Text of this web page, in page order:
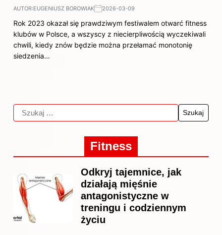
AUTOR:EUGENIUSZ BOROWIAK 2026-03-09
Rok 2023 okazał się prawdziwym festiwalem otwarć fitness
klubów w Polsce, a wszyscy z niecierpliwością wyczekiwali
chwili, kiedy znów będzie można przełamać monotonię
siedzenia…
Fitness
Odkryj tajemnice, jak
działają mięśnie
antagonistyczne w
treningu i codziennym
życiu